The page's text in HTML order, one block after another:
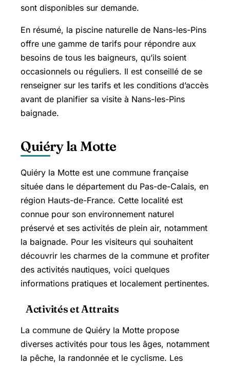
sont disponibles sur demande.
En résumé, la piscine naturelle de Nans-les-Pins
offre une gamme de tarifs pour répondre aux
besoins de tous les baigneurs, qu’ils soient
occasionnels ou réguliers. Il est conseillé de se
renseigner sur les tarifs et les conditions d’accès
avant de planifier sa visite à Nans-les-Pins
baignade.
Quiéry la Motte
Quiéry la Motte est une commune française
située dans le département du Pas-de-Calais, en
région Hauts-de-France. Cette localité est
connue pour son environnement naturel
préservé et ses activités de plein air, notamment
la baignade. Pour les visiteurs qui souhaitent
découvrir les charmes de la commune et profiter
des activités nautiques, voici quelques
informations pratiques et localement pertinentes.
Activités et Attraits
La commune de Quiéry la Motte propose
diverses activités pour tous les âges, notamment
la pêche, la randonnée et le cyclisme. Les